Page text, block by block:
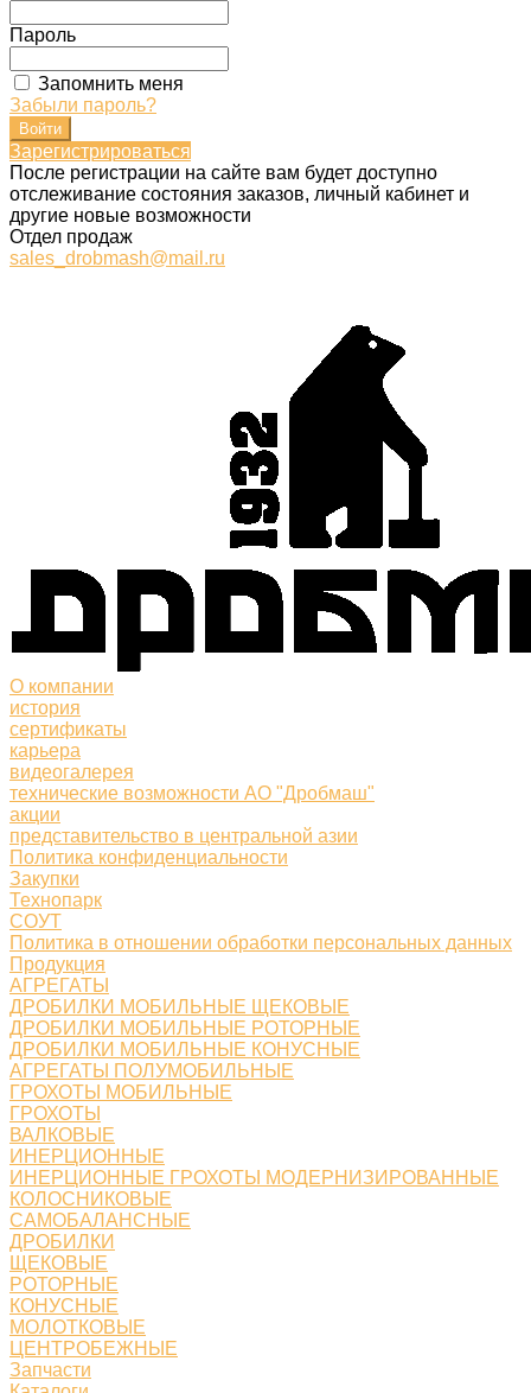
Пароль
Запомнить меня
Забыли пароль?
Зарегистрироваться
После регистрации на сайте вам будет доступно
отслеживание состояния заказов, личный кабинет и
другие новые возможности
Отдел продаж
sales_drobmash@mail.ru
О компании
история
сертификаты
карьера
видеогалерея
технические возможности АО "Дробмаш"
акции
представительство в центральной азии
Политика конфиденциальности
Закупки
Технопарк
СОУТ
Политика в отношении обработки персональных данных
Продукция
АГРЕГАТЫ
ДРОБИЛКИ МОБИЛЬНЫЕ ЩЕКОВЫЕ
ДРОБИЛКИ МОБИЛЬНЫЕ РОТОРНЫЕ
ДРОБИЛКИ МОБИЛЬНЫЕ КОНУСНЫЕ
АГРЕГАТЫ ПОЛУМОБИЛЬНЫЕ
ГРОХОТЫ МОБИЛЬНЫЕ
ГРОХОТЫ
ВАЛКОВЫЕ
ИНЕРЦИОННЫЕ
ИНЕРЦИОННЫЕ ГРОХОТЫ МОДЕРНИЗИРОВАННЫЕ
КОЛОСНИКОВЫЕ
САМОБАЛАНСНЫЕ
ДРОБИЛКИ
ЩЕКОВЫЕ
РОТОРНЫЕ
КОНУСНЫЕ
МОЛОТКОВЫЕ
ЦЕНТРОБЕЖНЫЕ
Запчасти